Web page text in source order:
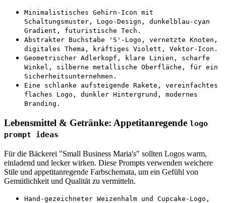
Minimalistisches Gehirn-Icon mit
Schaltungsmuster, Logo-Design, dunkelblau-cyan
Gradient, futuristische Tech.
Abstrakter Buchstabe 'S'-Logo, vernetzte Knoten,
digitales Thema, kräftiges Violett, Vektor-Icon.
Geometrischer Adlerkopf, klare Linien, scharfe
Winkel, silberne metallische Oberfläche, für ein
Sicherheitsunternehmen.
Eine schlanke aufsteigende Rakete, vereinfachtes
flaches Logo, dunkler Hintergrund, modernes
Branding.
Lebensmittel & Getränke: Appetitanregende logo
prompt ideas
Für die Bäckerei "Small Business Maria's" sollten Logos warm,
einladend und lecker wirken. Diese Prompts verwenden weichere
Stile und appetitanregende Farbschemata, um ein Gefühl von
Gemütlichkeit und Qualität zu vermitteln.
Hand-gezeichneter Weizenhalm und Cupcake-Logo,